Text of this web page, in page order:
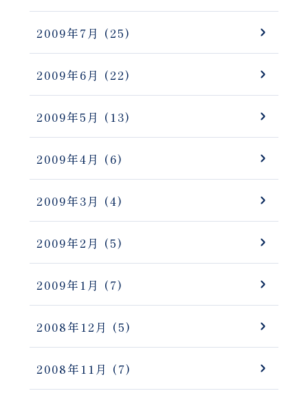
2009年7月 (25)
2009年6月 (22)
2009年5月 (13)
2009年4月 (6)
2009年3月 (4)
2009年2月 (5)
2009年1月 (7)
2008年12月 (5)
2008年11月 (7)